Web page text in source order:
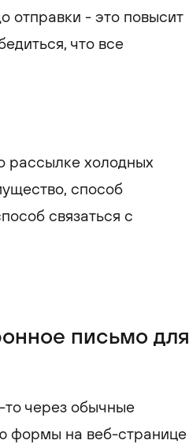
отправки - это повысит
что все
рассылке холодных
способ
связаться с
письмо для
через обычные
формы на веб-странице